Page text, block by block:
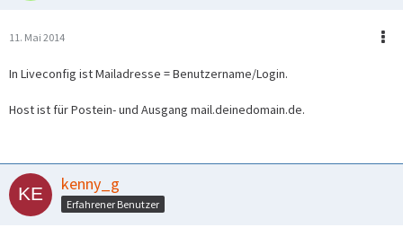
11. Mai 2014
In Liveconfig ist Mailadresse = Benutzername/Login.
Host ist für Postein- und Ausgang mail.deinedomain.de.
kenny_g
Erfahrener Benutzer